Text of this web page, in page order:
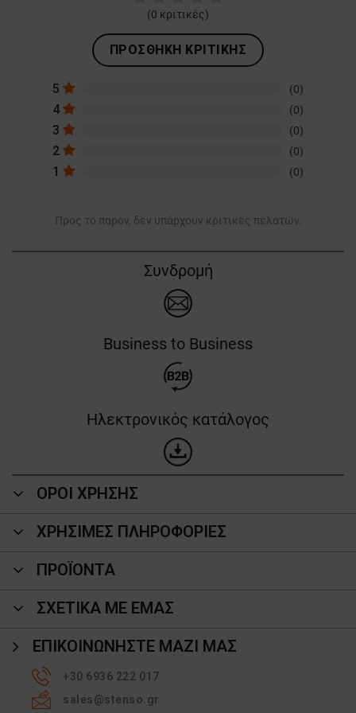
(0 κριτικές)
ΠΡΟΣΘΉΚΗ ΚΡΙΤΙΚΉΣ
5 (0)
4 (0)
3 (0)
2 (0)
1 (0)
Προς το παρόν, δεν υπάρχουν κριτικές πελατών.
Συνδρομή
Business to Business
Ηλεκτρονικός κατάλογος
ΟΡΟΙ ΧΡΗΣΗΣ
ΧΡΗΣΙΜΕΣ ΠΛΗΡΟΦΟΡΙΕΣ
ΠΡΟΪΌΝΤΑ
ΣΧΕΤΙΚΑ ΜΕ ΕΜΑΣ
ΕΠΙΚΟΙΝΩΝΉΣΤΕ ΜΑΖΊ ΜΑΣ
+30 6936 222 017
sales@stenso.gr